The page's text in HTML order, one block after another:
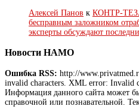
Алексей Панов к КОНТР-
бесправным заложником
эксперты обсуждают
Новости НАМО
Ошибка RSS: http://
invalid characters. XML error: Invalid
Информация данного сайта может
справочной или познавательной.